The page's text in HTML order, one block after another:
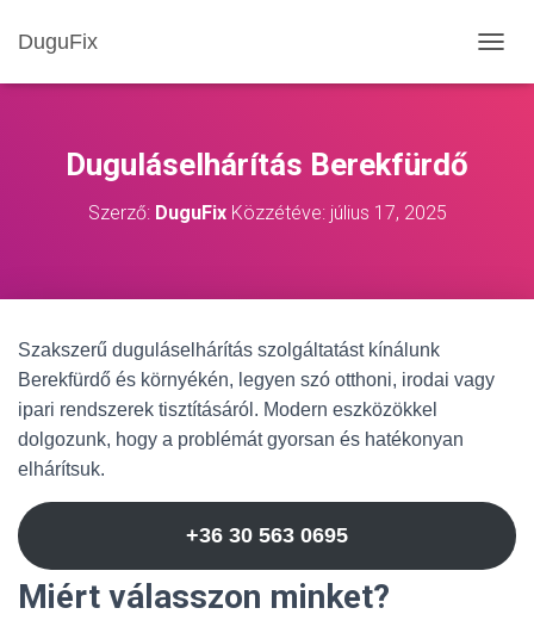
DuguFix
Duguláselhárítás Berekfürdő
Szerző: DuguFixKözzétéve: július 17, 2025
Szakszerű duguláselhárítás szolgáltatást kínálunk
Berekfürdő és környékén, legyen szó otthoni, irodai vagy
ipari rendszerek tisztításáról. Modern eszközökkel
dolgozunk, hogy a problémát gyorsan és hatékonyan
elhárítsuk.
+36 30 563 0695
Miért válasszon minket?